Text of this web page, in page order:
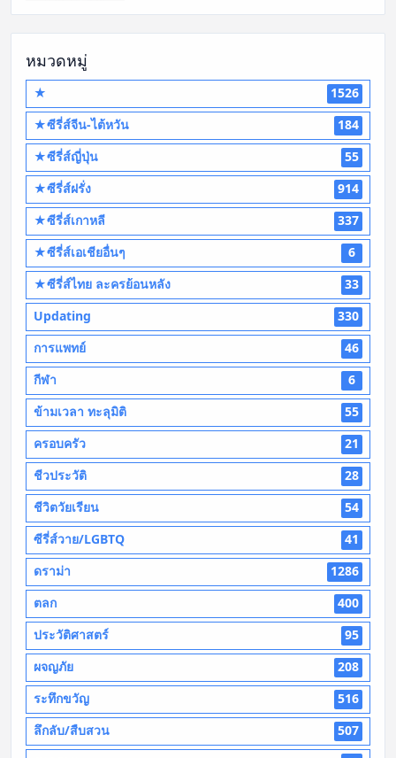
หมวดหมู่
★
1526
★ซีรี่ส์จีน-ไต้หวัน
184
★ซีรี่ส์ญี่ปุ่น
55
★ซีรี่ส์ฝรั่ง
914
★ซีรี่ส์เกาหลี
337
★ซีรี่ส์เอเชียอื่นๆ
6
★ซีรี่ส์ไทย ละครย้อนหลัง
33
Updating
330
การแพทย์
46
กีฬา
6
ข้ามเวลา ทะลุมิติ
55
ครอบครัว
21
ชีวประวัติ
28
ชีวิตวัยเรียน
54
ซีรี่ส์วาย/LGBTQ
41
ดราม่า
1286
ตลก
400
ประวัติศาสตร์
95
ผจญภัย
208
ระทึกขวัญ
516
ลึกลับ/สืบสวน
507